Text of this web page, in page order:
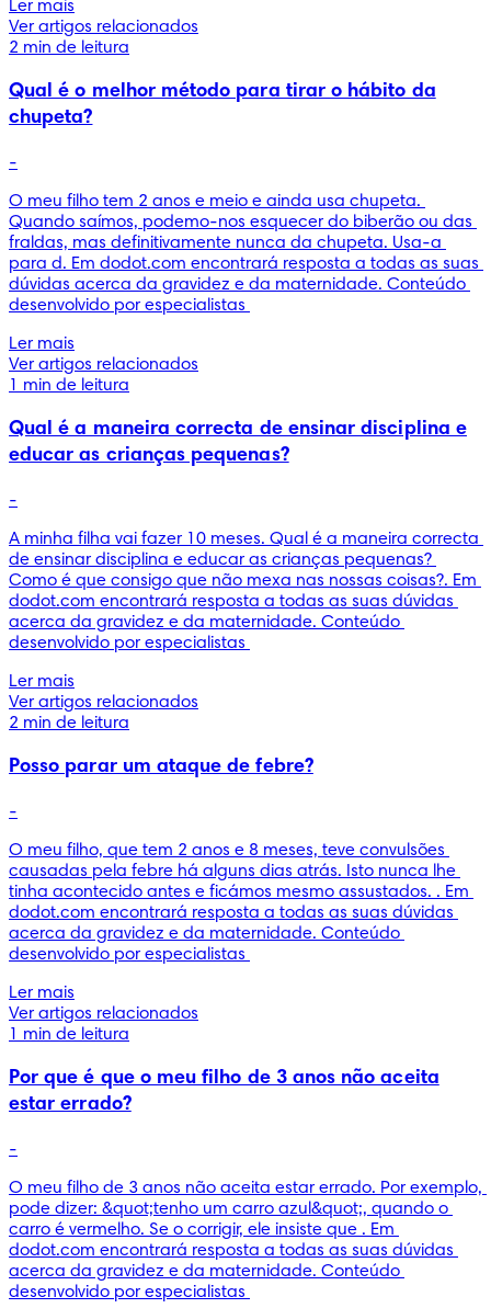
Ler mais
Ver artigos relacionados
2 min de leitura
Qual é o melhor método para tirar o hábito da
chupeta?
-
O meu filho tem 2 anos e meio e ainda usa chupeta.
Quando saímos, podemo-nos esquecer do biberão ou das
fraldas, mas definitivamente nunca da chupeta. Usa-a
para d. Em dodot.com encontrará resposta a todas as suas
dúvidas acerca da gravidez e da maternidade. Conteúdo
desenvolvido por especialistas
Ler mais
Ver artigos relacionados
1 min de leitura
Qual é a maneira correcta de ensinar disciplina e
educar as crianças pequenas?
-
A minha filha vai fazer 10 meses. Qual é a maneira correcta
de ensinar disciplina e educar as crianças pequenas?
Como é que consigo que não mexa nas nossas coisas?. Em
dodot.com encontrará resposta a todas as suas dúvidas
acerca da gravidez e da maternidade. Conteúdo
desenvolvido por especialistas
Ler mais
Ver artigos relacionados
2 min de leitura
Posso parar um ataque de febre?
-
O meu filho, que tem 2 anos e 8 meses, teve convulsões
causadas pela febre há alguns dias atrás. Isto nunca lhe
tinha acontecido antes e ficámos mesmo assustados. . Em
dodot.com encontrará resposta a todas as suas dúvidas
acerca da gravidez e da maternidade. Conteúdo
desenvolvido por especialistas
Ler mais
Ver artigos relacionados
1 min de leitura
Por que é que o meu filho de 3 anos não aceita
estar errado?
-
O meu filho de 3 anos não aceita estar errado. Por exemplo,
pode dizer: &quot;tenho um carro azul&quot;, quando o
carro é vermelho. Se o corrigir, ele insiste que . Em
dodot.com encontrará resposta a todas as suas dúvidas
acerca da gravidez e da maternidade. Conteúdo
desenvolvido por especialistas